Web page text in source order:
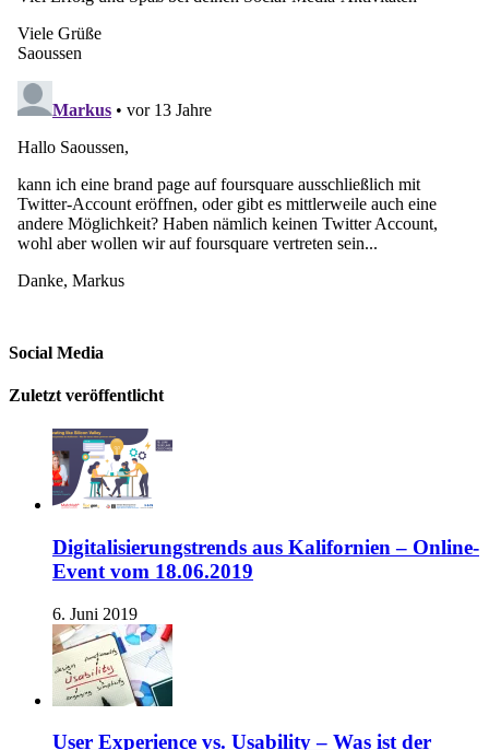
Social Media
Zuletzt veröffentlicht
Digitalisierungstrends aus Kalifornien – Online-
Event vom 18.06.2019
6. Juni 2019
User Experience vs. Usability – Was ist der